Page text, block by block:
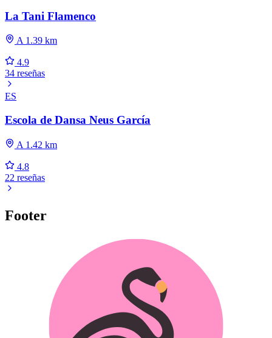
La Tani Flamenco
A 1.39 km
4.9
34 reseñas
ES
Escola de Dansa Neus García
A 1.42 km
4.8
22 reseñas
Footer